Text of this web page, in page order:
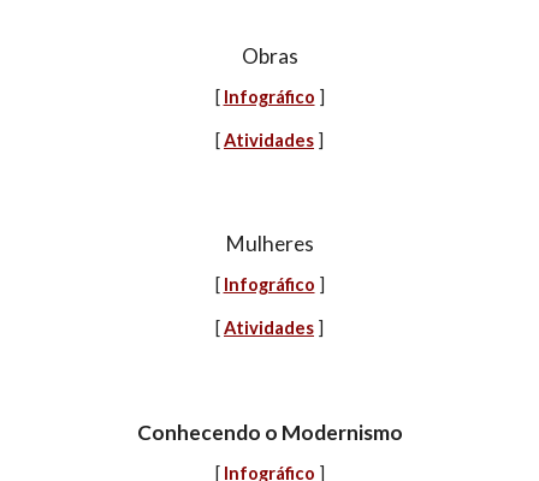
Obras
[ Infográfico ]
[Atividades ]
Mulheres
[ Infográfico ]
[Atividades ]
Conhecendo o Modernismo
[ Infográfico ]